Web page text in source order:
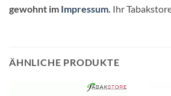
gewohnt im Impressum. Ihr
ÄHNLICHE PRODUKTE